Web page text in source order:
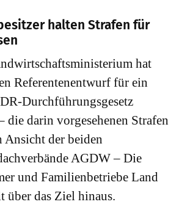
halten Strafen für
hat
Referentenentwurf für ein
Durchführungsgesetz
die darin vorgesehenen Strafen
Ansicht der beiden
AGDW – Die
und Familienbetriebe Land
über das Ziel hinaus.